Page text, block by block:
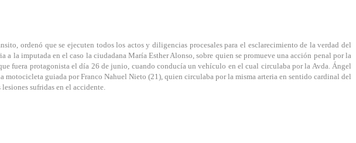
ordenó que se ejecuten todos los actos y diligencias procesales para el esclarecimiento de la verdad del
la imputada en el caso la ciudadana María Esther Alonso, sobre quien se promueve una acción penal por la
fuera protagonista el día 26 de junio, cuando conducía un vehículo en el cual circulaba por la Avda. Ángel
guiada por Franco Nahuel Nieto (21), quien circulaba por la misma arteria en sentido cardinal del
sufridas en el accidente.